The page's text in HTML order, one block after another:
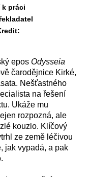
k práci
epos Odysseia
čarodějnice Kirké,
Nešťastného
na řešení
Ukáže mu
rozpozná, ale
kouzlo. Klíčový
ze země léčivou
jak vypadá, a pak